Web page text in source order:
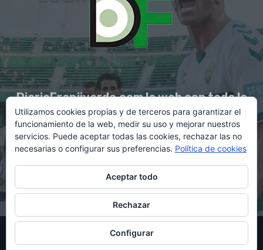
DiarioFranjiverde.com la web con toda la
información del Elche C.F.
Contacto en:diario@franjiverde.com
© Copyright 2021 - Gestión y diseño por Rubén Maestre
Política de cookies Política de privacidad
Utilizamos cookies propias y de terceros para garantizar el
funcionamiento de la web, medir su uso y mejorar nuestros
servicios. Puede aceptar todas las cookies, rechazar las no
necesarias o configurar sus preferencias. Política de cookies
Aceptar todo
Rechazar
Configurar